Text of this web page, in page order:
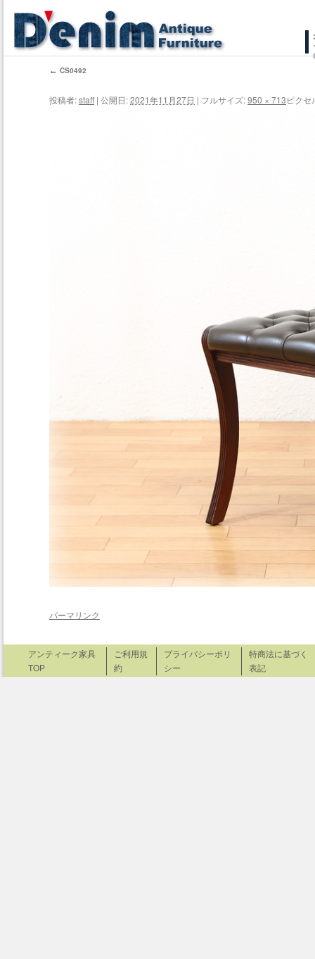
ン
← CS0492
投稿者:staff | 公開日:2021年11月27日 | フルサイズ:950 × 713ピクセ
パーマリンク
アンティーク家具
TOP
ご利用規
約
プライバシーポリ
シー
特商法に基づく
表記